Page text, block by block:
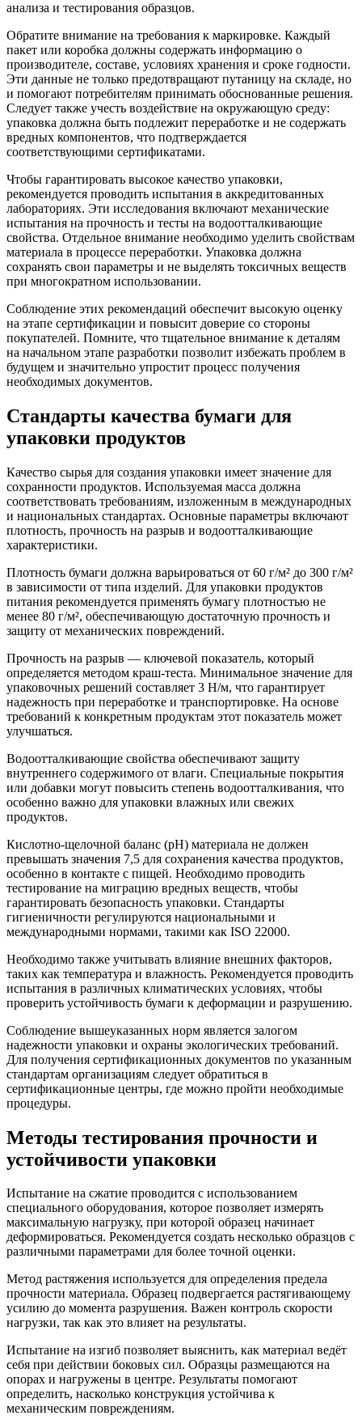
анализа и тестирования образцов.
Обратите внимание на требования к маркировке. Каждый
пакет или коробка должны содержать информацию о
производителе, составе, условиях хранения и сроке годности.
Эти данные не только предотвращают путаницу на складе, но
и помогают потребителям принимать обоснованные решения.
Следует также учесть воздействие на окружающую среду:
упаковка должна быть подлежит переработке и не содержать
вредных компонентов, что подтверждается
соответствующими сертификатами.
Чтобы гарантировать высокое качество упаковки,
рекомендуется проводить испытания в аккредитованных
лабораториях. Эти исследования включают механические
испытания на прочность и тесты на водоотталкивающие
свойства. Отдельное внимание необходимо уделить свойствам
материала в процессе переработки. Упаковка должна
сохранять свои параметры и не выделять токсичных веществ
при многократном использовании.
Соблюдение этих рекомендаций обеспечит высокую оценку
на этапе сертификации и повысит доверие со стороны
покупателей. Помните, что тщательное внимание к деталям
на начальном этапе разработки позволит избежать проблем в
будущем и значительно упростит процесс получения
необходимых документов.
Стандарты качества бумаги для
упаковки продуктов
Качество сырья для создания упаковки имеет значение для
сохранности продуктов. Используемая масса должна
соответствовать требованиям, изложенным в международных
и национальных стандартах. Основные параметры включают
плотность, прочность на разрыв и водоотталкивающие
характеристики.
Плотность бумаги должна варьироваться от 60 г/м² до 300 г/м²
в зависимости от типа изделий. Для упаковки продуктов
питания рекомендуется применять бумагу плотностью не
менее 80 г/м², обеспечивающую достаточную прочность и
защиту от механических повреждений.
Прочность на разрыв — ключевой показатель, который
определяется методом краш-теста. Минимальное значение для
упаковочных решений составляет 3 Н/м, что гарантирует
надежность при переработке и транспортировке. На основе
требований к конкретным продуктам этот показатель может
улучшаться.
Водоотталкивающие свойства обеспечивают защиту
внутреннего содержимого от влаги. Специальные покрытия
или добавки могут повысить степень водоотталкивания, что
особенно важно для упаковки влажных или свежих
продуктов.
Кислотно-щелочной баланс (pH) материала не должен
превышать значения 7,5 для сохранения качества продуктов,
особенно в контакте с пищей. Необходимо проводить
тестирование на миграцию вредных веществ, чтобы
гарантировать безопасность упаковки. Стандарты
гигиеничности регулируются национальными и
международными нормами, такими как ISO 22000.
Необходимо также учитывать влияние внешних факторов,
таких как температура и влажность. Рекомендуется проводить
испытания в различных климатических условиях, чтобы
проверить устойчивость бумаги к деформации и разрушению.
Соблюдение вышеуказанных норм является залогом
надежности упаковки и охраны экологических требований.
Для получения сертификационных документов по указанным
стандартам организациям следует обратиться в
сертификационные центры, где можно пройти необходимые
процедуры.
Методы тестирования прочности и
устойчивости упаковки
Испытание на сжатие проводится с использованием
специального оборудования, которое позволяет измерять
максимальную нагрузку, при которой образец начинает
деформироваться. Рекомендуется создать несколько образцов с
различными параметрами для более точной оценки.
Метод растяжения используется для определения предела
прочности материала. Образец подвергается растягивающему
усилию до момента разрушения. Важен контроль скорости
нагрузки, так как это влияет на результаты.
Испытание на изгиб позволяет выяснить, как материал ведёт
себя при действии боковых сил. Образцы размещаются на
опорах и нагружены в центре. Результаты помогают
определить, насколько конструкция устойчива к
механическим повреждениям.